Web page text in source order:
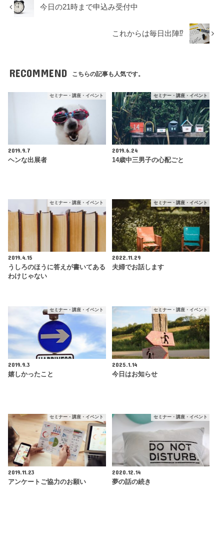
今日の21時まで申込み受付中
これからは毎日出陣⁉︎
RECOMMEND こちらの記事も人気です。
セミナー・講座・イベント
2019.9.7
ヘンな出展者
セミナー・講座・イベント
2019.6.24
14歳中三男子の心配ごと
セミナー・講座・イベント
2019.4.15
うしろのほうに答えが書いてある
わけじゃない
セミナー・講座・イベント
2022.11.29
夫婦でお話します
セミナー・講座・イベント
2019.9.3
嬉しかったこと
セミナー・講座・イベント
2025.1.14
今日はお知らせ
セミナー・講座・イベント
2019.11.23
アンケートご協力のお願い
セミナー・講座・イベント
2020.12.14
夢の話の続き